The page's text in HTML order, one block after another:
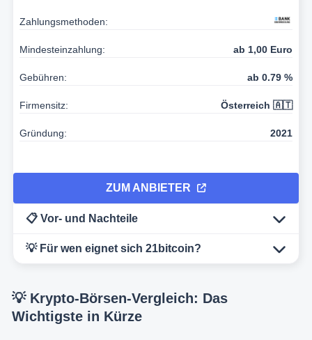
Zahlungsmethoden:
Mindesteinzahlung: ab 1,00 Euro
Gebühren: ab 0.79 %
Firmensitz: Österreich 🇦🇹
Gründung: 2021
ZUM ANBIETER
📋 Vor- und Nachteile
💡 Für wen eignet sich 21bitcoin?
💡 Krypto-Börsen-Vergleich: Das
Wichtigste in Kürze